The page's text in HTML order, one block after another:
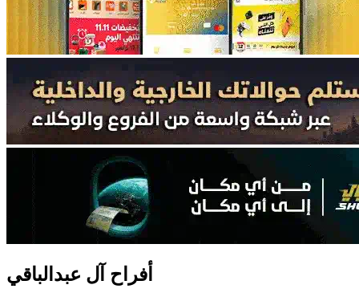
أفراح آل عبدالباقي